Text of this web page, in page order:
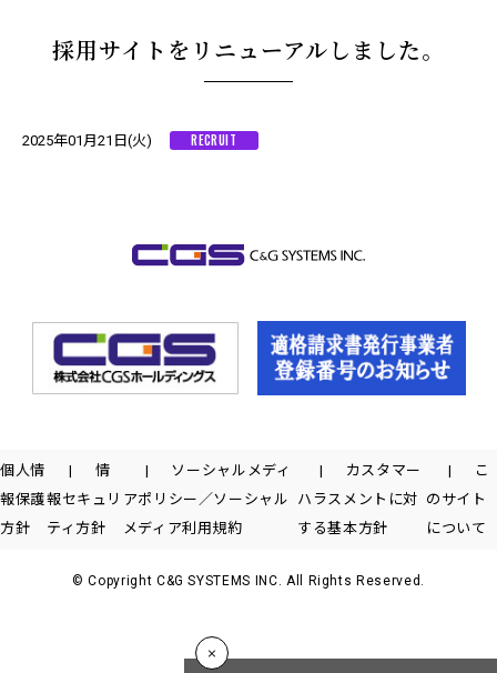
採用サイトをリニューアルしました。
2025年01月21日(火) RECRUIT
個人情
報保護
方針
情
報セキュリ
ティ方針
ソーシャルメディ
アポリシー／ソーシャル
メディア利用規約
カスタマー
ハラスメントに対
する基本方針
こ
のサイト
について
© Copyright C&G SYSTEMS INC. All Rights Reserved.